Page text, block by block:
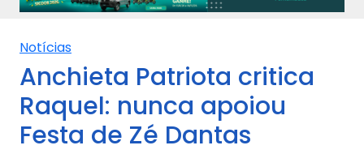
Notícias
Anchieta Patriota critica
Raquel: nunca apoiou
Festa de Zé Dantas